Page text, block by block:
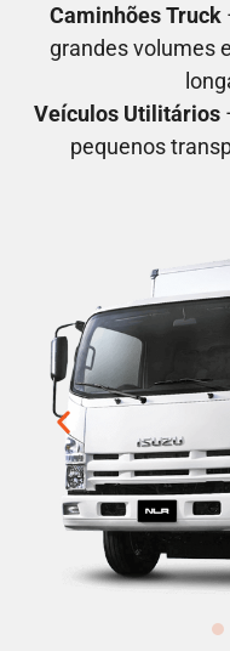
Caminhões Truck
grandes volumes
Veículos Utilitários
pequenos